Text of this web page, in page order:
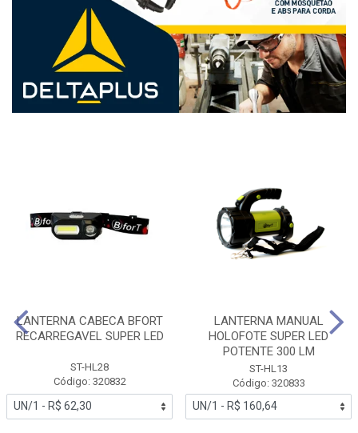
LANTERNA CABECA BFORT
RECARREGAVEL SUPER LED
ST-HL28
Código: 320832
LANTERNA MANUAL
HOLOFOTE SUPER LED
POTENTE 300 LM
ST-HL13
Código: 320833